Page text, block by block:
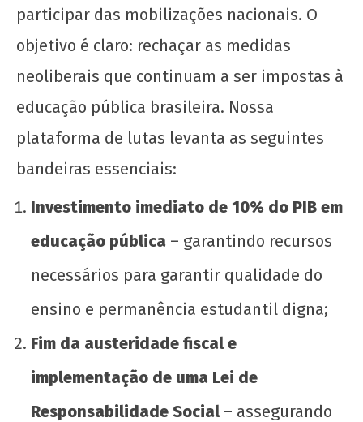
participar das mobilizações nacionais. O
objetivo é claro: rechaçar as medidas
neoliberais que continuam a ser impostas à
educação pública brasileira. Nossa
plataforma de lutas levanta as seguintes
bandeiras essenciais:
Investimento imediato de 10% do PIB em
educação pública – garantindo recursos
necessários para garantir qualidade do
ensino e permanência estudantil digna;
Fim da austeridade fiscal e
implementação de uma Lei de
Responsabilidade Social– assegurando